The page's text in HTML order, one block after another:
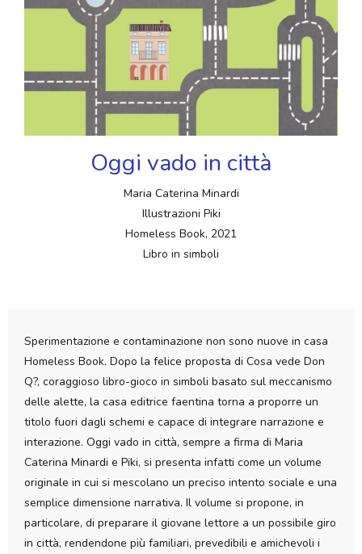
Oggi vado in città
Maria Caterina Minardi
Illustrazioni Piki
Homeless Book, 2021
Libro in simboli
Sperimentazione e contaminazione non sono nuove in casa
Homeless Book. Dopo la felice proposta di Cosa vede Don
Q?, coraggioso libro-gioco in simboli basato sul meccanismo
delle alette, la casa editrice faentina torna a proporre un
titolo fuori dagli schemi e capace di integrare narrazione e
interazione. Oggi vado in città, sempre a firma di Maria
Caterina Minardi e Piki, si presenta infatti come un volume
originale in cui si mescolano un preciso intento sociale e una
semplice dimensione narrativa. Il volume si propone, in
particolare, di preparare il giovane lettore a un possibile giro
in città, rendendone più familiari, prevedibili e amichevoli i